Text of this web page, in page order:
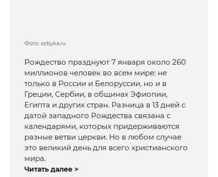
Фото: azbyka.ru
Рождество празднуют 7 января около 260
миллионов человек во всем мире: не
только в России и Белоруссии, но и в
Греции, Сербии, в общинах Эфиопии,
Египта и других стран. Разница в 13 дней с
датой западного Рождества связана с
календарями, которых придерживаются
разные ветви церкви. Но в любом случае
это великий день для всего христианского
мира.
Читать далее >